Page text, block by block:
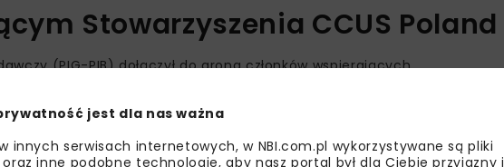
Stowarzyszenia CCUS Poland
(PIG-PIB) dołączył do grona członków wspierających
Centrum Energetyki Akademii Górniczo-Hutniczej w Krakowie jako
łańcucha technologii wychwytu, wykorzystania i składowania
CCUS) w Polsce.
jest dla nas ważna
innych serwisach internetowych, w NBI.com.pl wykorzystywane są pliki
inne podobne technologie, aby nasz portal był dla Ciebie przyjazny i